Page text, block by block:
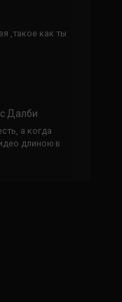
,такое как ты
Далби
а когда
длиною в